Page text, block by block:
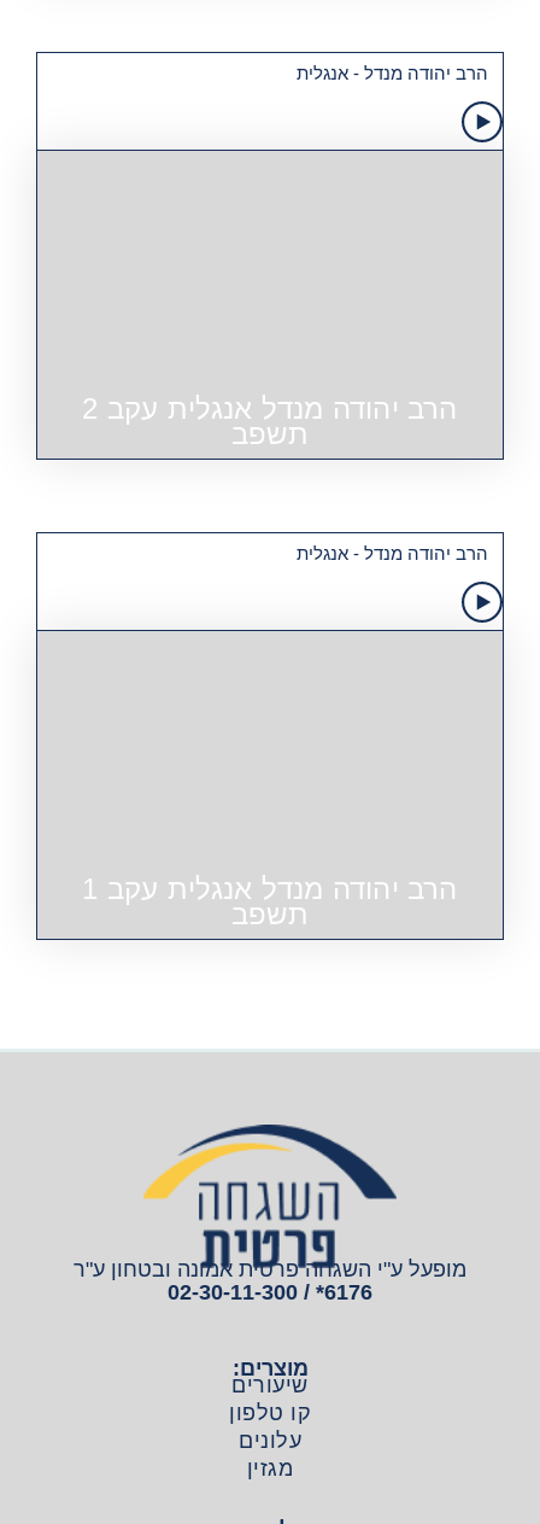
הרב יהודה מנדל - אנגלית
הרב יהודה מנדל אנגלית עקב 2
תשפב
הרב יהודה מנדל - אנגלית
הרב יהודה מנדל אנגלית עקב 1
תשפב
מופעל ע"י השגחה פרטית אמונה ובטחון ע"ר
6176* / 02-30-11-300
מוצרים:
שיעורים
קו טלפון
עלונים
מגזין